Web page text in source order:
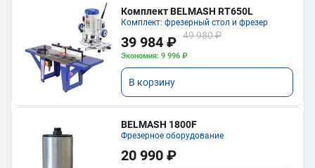
Комплект BELMASH RT650L
Комплект: фрезерный стол и фрезер
39 984 ₽ 49 980 ₽
Экономия: 9 996 ₽
В корзину
BELMASH 1800F
Фрезерное оборудование
20 990 ₽